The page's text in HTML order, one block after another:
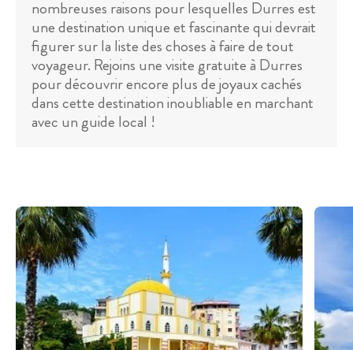
nombreuses raisons pour lesquelles Durres est
une destination unique et fascinante qui devrait
figurer sur la liste des choses à faire de tout
voyageur. Rejoins une visite gratuite à Durres
pour découvrir encore plus de joyaux cachés
dans cette destination inoubliable en marchant
avec un guide local !